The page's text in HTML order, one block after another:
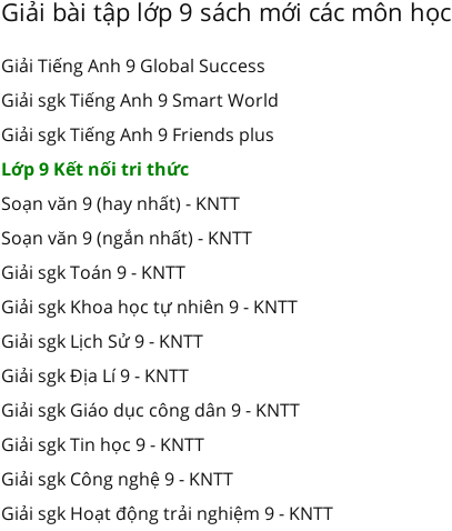
Giải bài tập lớp 9 sách mới các môn học
Giải Tiếng Anh 9 Global Success
Giải sgk Tiếng Anh 9 Smart World
Giải sgk Tiếng Anh 9 Friends plus
Lớp 9 Kết nối tri thức
Soạn văn 9 (hay nhất) - KNTT
Soạn văn 9 (ngắn nhất) - KNTT
Giải sgk Toán 9 - KNTT
Giải sgk Khoa học tự nhiên 9 - KNTT
Giải sgk Lịch Sử 9 - KNTT
Giải sgk Địa Lí 9 - KNTT
Giải sgk Giáo dục công dân 9 - KNTT
Giải sgk Tin học 9 - KNTT
Giải sgk Công nghệ 9 - KNTT
Giải sgk Hoạt động trải nghiệm 9 - KNTT